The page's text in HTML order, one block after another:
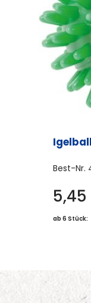
Igelball
Best-Nr.
5,45
ab 6 Stück: